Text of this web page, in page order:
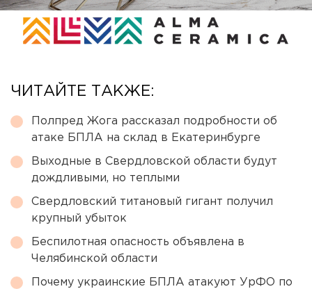
ЧИТАЙТЕ ТАКЖЕ:
Полпред Жога рассказал подробности об
атаке БПЛА на склад в Екатеринбурге
Выходные в Свердловской области будут
дождливыми, но теплыми
Свердловский титановый гигант получил
крупный убыток
Беспилотная опасность объявлена в
Челябинской области
Почему украинские БПЛА атакуют УрФО по